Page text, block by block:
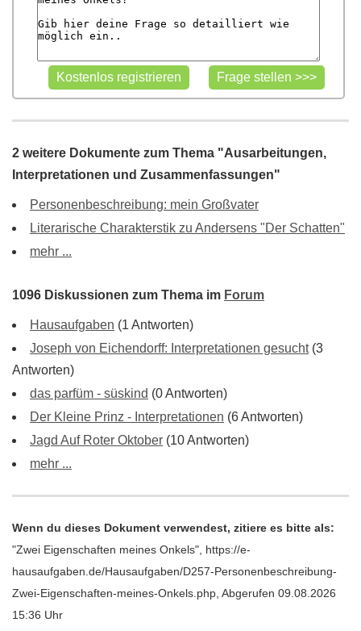
2 weitere Dokumente zum Thema "Ausarbeitungen,
Interpretationen und Zusammenfassungen"
Personenbeschreibung: mein Großvater
Literarische Charakterstik zu Andersens "Der Schatten"
mehr ...
1096 Diskussionen zum Thema im Forum
Hausaufgaben (1 Antworten)
Joseph von Eichendorff: Interpretationen gesucht(3
Antworten)
das parfüm - süskind (0 Antworten)
Der Kleine Prinz - Interpretationen (6 Antworten)
Jagd Auf Roter Oktober (10 Antworten)
mehr ...
Wenn du dieses Dokument verwendest, zitiere es bitte als:
"Zwei Eigenschaften meines Onkels", https://e-
hausaufgaben.de/Hausaufgaben/D257-Personenbeschreibung-
Zwei-Eigenschaften-meines-Onkels.php, Abgerufen 09.08.2026
15:36 Uhr